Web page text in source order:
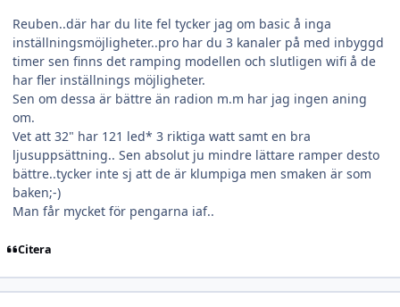
Reuben..där har du lite fel tycker jag om basic å inga
inställningsmöjligheter..pro har du 3 kanaler på med inbyggd
timer sen finns det ramping modellen och slutligen wifi å de
har fler inställnings möjligheter.
Sen om dessa är bättre än radion m.m har jag ingen aning
om.
Vet att 32" har 121 led* 3 riktiga watt samt en bra
ljusuppsättning.. Sen absolut ju mindre lättare ramper desto
bättre..tycker inte sj att de är klumpiga men smaken är som
baken;-)
Man får mycket för pengarna iaf..
Citera